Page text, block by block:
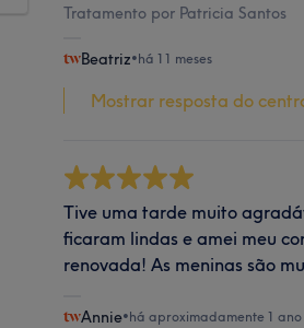
Tratamento por Patricia Santos
Beatriz•há 11 meses
Mostrar resposta do
Tive uma tarde muito
ficaram lindas e amei meu
renovada! As meninas são
Annie•há aproximadamente 1 ano